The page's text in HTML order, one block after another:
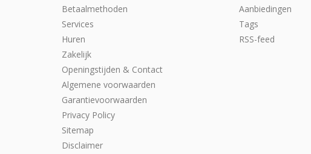
Betaalmethoden
Services
Huren
Zakelijk
Openingstijden & Contact
Algemene voorwaarden
Garantievoorwaarden
Privacy Policy
Sitemap
Disclaimer
Aanbiedingen
Tags
RSS-feed